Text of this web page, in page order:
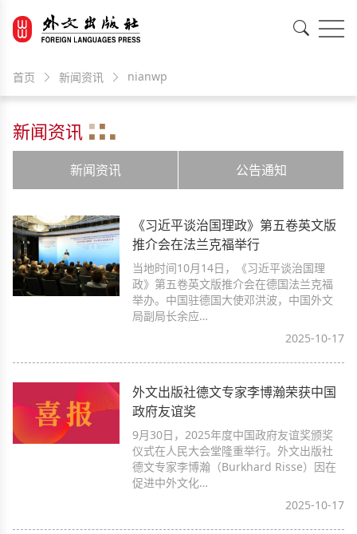
首页 新闻资讯 nianwp
新闻资讯
新闻资讯 公告通知
《习近平谈治国理政》第五卷英文版
推介会在法兰克福举行
当地时间10月14日，《习近平谈治国理
政》第五卷英文版推介会在德国法兰克福
举办。中国驻德国大使邓洪波，中国外文
局副局长余应…
2025-10-17
外文出版社德文专家李博瀚荣获中国
政府友谊奖
9月30日，2025年度中国政府友谊奖颁奖
仪式在人民大会堂隆重举行。外文出版社
德文专家李博瀚（Burkhard Risse）因在
促进中外文化…
2025-10-17